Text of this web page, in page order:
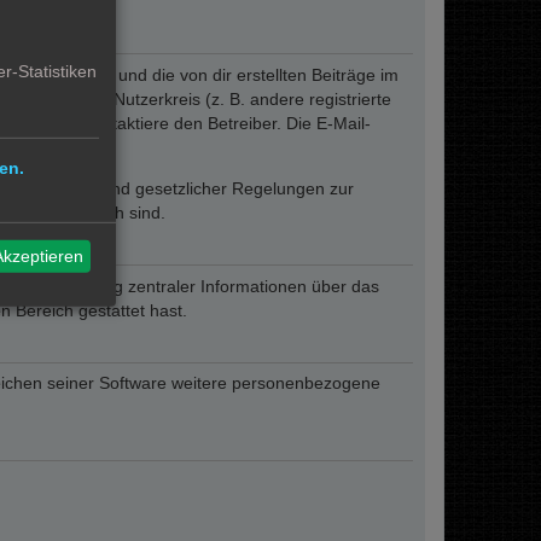
Profils und die von dir erstellten Beiträge im
Nutzerkreis (z. B. andere registrierte
oder kontaktiere den Betreiber. Die E-Mail-
er auf Grund gesetzlicher Regelungen zur
erforderlich sind.
Übermittlung zentraler Informationen über das
Bereich gestattet hast.
seiner Software weitere personenbezogene
Statistiken